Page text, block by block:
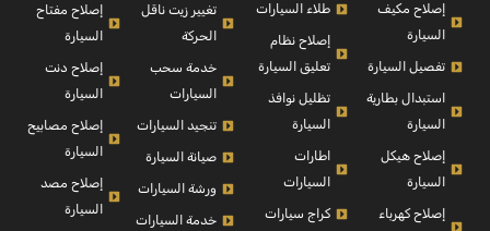
إصلاح مكيف
السيارة
تفصيل السيارة
استبدال بطارية
السيارة
إصلاح هيكل
السيارة
إصلاح كهرباء
طلاء السيارات
إصلاح نظام
تعليق السيارة
تظليل نوافذ
السيارة
اطارات
السيارات
كراج سيارات
تغيير زيت ناقل
الحركة
خدمة سحب
السيارات
تنجيد السيارات
صيانة السيارة
ورشة السيارات
خدمة السيارات
إصلاح مفتاح
السيارة
إصلاح دنت
السيارة
إصلاح مصابيح
السيارة
إصلاح مصد
السيارة